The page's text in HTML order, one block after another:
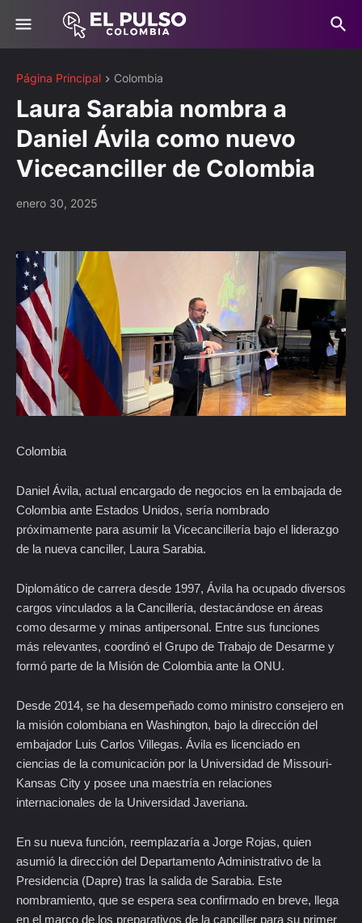
Página Principal Colombia
Laura Sarabia nombra a
Daniel Ávila como nuevo
Vicecanciller de Colombia
enero 30, 2025
Colombia
Daniel Ávila, actual encargado de negocios en la embajada de
Colombia ante Estados Unidos, sería nombrado
próximamente para asumir la Vicecancillería bajo el liderazgo
de la nueva canciller, Laura Sarabia.
Diplomático de carrera desde 1997, Ávila ha ocupado diversos
cargos vinculados a la Cancillería, destacándose en áreas
como desarme y minas antipersonal. Entre sus funciones
más relevantes, coordinó el Grupo de Trabajo de Desarme y
formó parte de la Misión de Colombia ante la ONU.
Desde 2014, se ha desempeñado como ministro consejero en
la misión colombiana en Washington, bajo la dirección del
embajador Luis Carlos Villegas. Ávila es licenciado en
ciencias de la comunicación por la Universidad de Missouri-
Kansas City y posee una maestría en relaciones
internacionales de la Universidad Javeriana.
En su nueva función, reemplazaría a Jorge Rojas, quien
asumió la dirección del Departamento Administrativo de la
Presidencia (Dapre) tras la salida de Sarabia. Este
nombramiento, que se espera sea confirmado en breve, llega
en el marco de los preparativos de la canciller para su primer